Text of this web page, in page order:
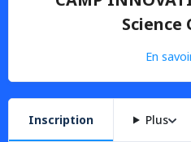
Science
En
Inscription Plus